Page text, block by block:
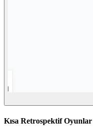
Kısa Retrospektif Oyunlar